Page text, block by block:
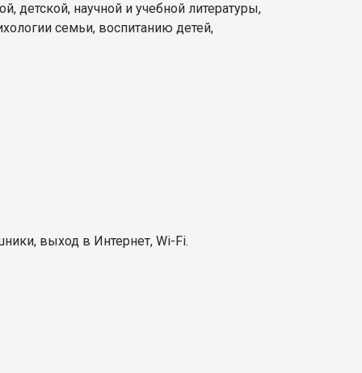
детской, научной и учебной литературы,
семьи, воспитанию детей,
выход в Интернет, Wi-Fi.